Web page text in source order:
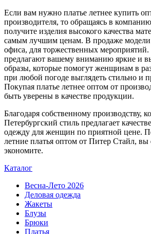
Если вам нужно платье летнее купить
производителя, то обращаясь в
получите изделия высокого качества
самым лучшим ценам. В продаже
офиса, для торжественных
предлагают вашему вниманию яркие и
образы, которые помогут женщинам в
при любой погоде выглядеть стильно и
Покупая платье летнее оптом от
быть уверены в качестве продукции.
Благодаря собственному производству,
Петербургский стиль предлагает
одежду для женщин по приятной цене.
летние платья оптом от Питер Стайл, вы
экономите.
Каталог
Весна-Лето 2026
Деловая одежда
Жакеты
Блузы
Брюки
Платья